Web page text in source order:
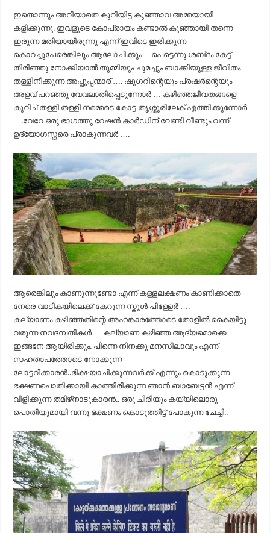
ഇതൊന്നും അറിയാതെ കുറിയിട്ട കുഞ്ഞാവ അമ്മയായി
കളിക്കുന്നു. ഇവളുടെ കോപ്രായം കണ്ടാൽ കുഞ്ഞായി തന്നെ
ഇരുന്ന മതിയായിരുന്നു എന്ന് ഇവിടെ ഇരിക്കുന്ന
കൊറച്ചുപേരെങ്കിലും ആലോചിക്കും… പെട്ടെന്നു ശബ്‍ദം കേട്ട്
തിരിഞ്ഞു നോക്കിയാൽ തുമ്മിയും ചുമച്ചും ബാക്കിയുള്ള ജീവിതം
തള്ളിനീക്കുന്ന അപ്പൂപ്പന്മാര്‌ …. ഷുഗറിന്റെയും പ്രഷർന്റെയും
അളവ് പറഞ്ഞു വേവലാതിപ്പെടുന്നോർ … കഴിഞ്ഞജീവതങ്ങളെ
കുറിച് തള്ളി തള്ളി നമ്മെടെ കോട്ട തൃശ്ശൂരിലേക് എത്തിക്കുന്നോർ
….വേറേ ഒരു ഭാഗത്തു റേഷൻ കാർഡിന് വേണ്ടി വീണ്ടും വന്ന്
ഉദ്യോഗസ്തരെ പ്രാകുന്നവർ ….
ആരെങ്കിലും കാണുന്നുണ്ടോ എന്ന് കള്ളലക്ഷണം കാണിക്കാതെ
നേരെ വാടികയിലെക്ക് കേറുന്ന സ്കൂൾ പിള്ളേർ ….
കല്യാണം കഴിഞ്ഞതിന്റെ അഹങ്കാരത്തോടെ തോളിൽ കൈയിട്ടു
വരുന്ന നവദമ്പതികൾ … കല്യാണ കഴിഞ്ഞ ആദ്യമൊക്കെ
ഇങ്ങനേ ആയിരിക്കും. പിന്നെ നിനക്കു മനസിലാവും എന്ന്
സഹതാപത്തോടെ നോക്കുന്ന
ലോട്ടറിക്കാരൻ..ഭിക്ഷയാചിക്കുന്നവർക്ക് എന്നും കൊടുക്കുന്ന
ഭക്ഷണപൊതിക്കായി കാത്തിരിക്കുന്ന ഞാൻ ബാബേട്ടൻ എന്ന്
വിളിക്കുന്ന തമിഴ്‌നാടുകാരൻ.. ഒരു ചിരിയും കയ്യിലൊരു
പൊതിയുമായി വന്നു ഭക്ഷണം കൊടുത്തിട്ട് പോകുന്ന ചേച്ചി..